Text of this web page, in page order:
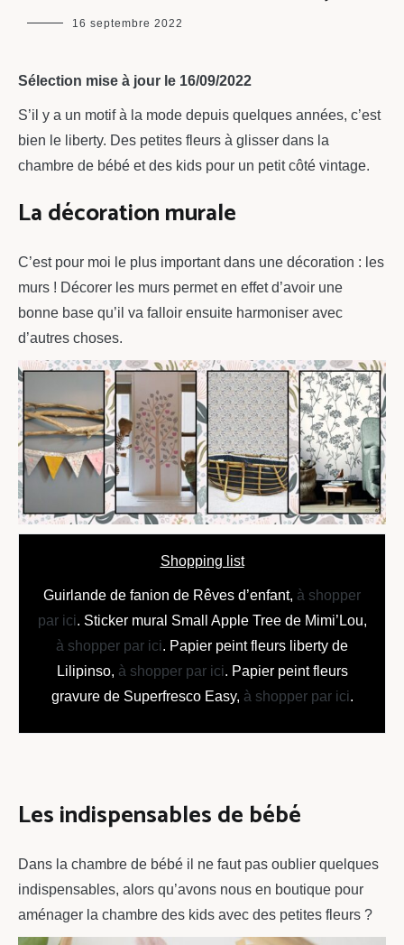
maman
16 septembre 2022
Sélection mise à jour le 16/09/2022
S’il y a un motif à la mode depuis quelques années, c’est
bien le liberty. Des petites fleurs à glisser dans la
chambre de bébé et des kids pour un petit côté vintage.
La décoration murale
C’est pour moi le plus important dans une décoration : les
murs ! Décorer les murs permet en effet d’avoir une
bonne base qu’il va falloir ensuite harmoniser avec
d’autres choses.
Shopping list
Guirlande de fanion de Rêves d’enfant, à shopper
par ici. Sticker mural Small Apple Tree de Mimi’Lou,
à shopper par ici. Papier peint fleurs liberty de
Lilipinso, à shopper par ici. Papier peint fleurs
gravure de Superfresco Easy, à shopper par ici.
Les indispensables de bébé
Dans la chambre de bébé il ne faut pas oublier quelques
indispensables, alors qu’avons nous en boutique pour
aménager la chambre des kids avec des petites fleurs ?